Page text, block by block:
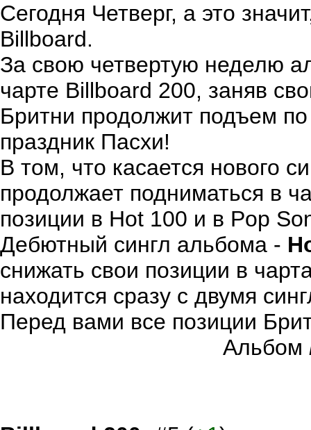
Сегодня Четверг, а это
Billboard.
За свою четвертую неделю
чарте Billboard 200, заняв
Бритни продолжит подъем
праздник Пасхи!
В том, что касается нового
продолжает подниматься в
позиции в Hot 100 и в Pop
Дебютный сингл альбома -
снижать свои позиции в
находится сразу с двумя
Перед вами все позиции
Альбом